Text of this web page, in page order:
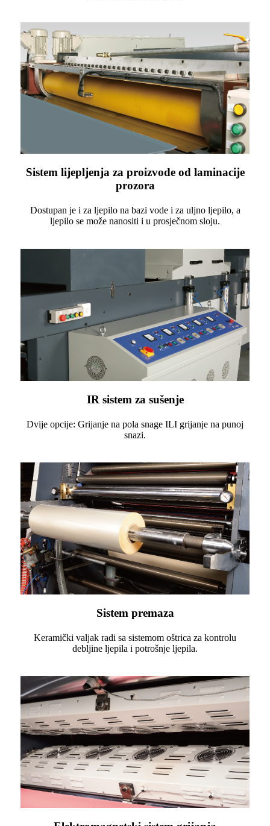
Sistem lijepljenja za proizvode od laminacije
prozora
Dostupan je i za ljepilo na bazi vode i za uljno ljepilo, a
ljepilo se može nanositi i u prosječnom sloju.
IR sistem za sušenje
Dvije opcije: Grijanje na pola snage ILI grijanje na punoj
snazi.
Sistem premaza
Keramički valjak radi sa sistemom oštrica za kontrolu
debljine ljepila i potrošnje ljepila.